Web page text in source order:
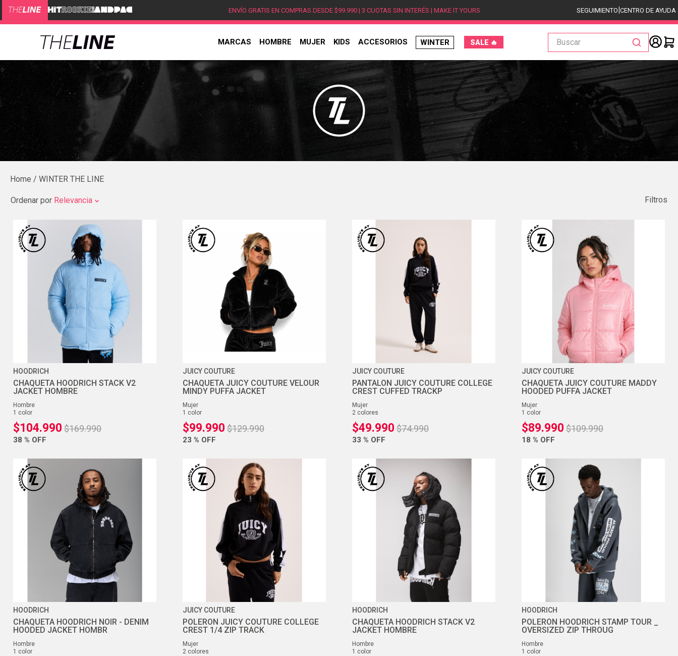
ENVÍO GRATIS EN COMPRAS DESDE $99.990 | 3 CUOTAS SIN INTERÉS | MAKE IT YOURS SEGUIMIENTO|CENTRO DE AYUDA
MARCAS HOMBRE MUJER KIDS ACCESORIOS WINTER SALE 🔥
Buscar
WINTER THE LINE
Ordenar por Relevancia
HOODRICH
CHAQUETA HOODRICH STACK V2
JACKET HOMBRE
hombre
1 color
$104.990 $169.990
38 % OFF
JUICY COUTURE
CHAQUETA JUICY COUTURE VELOUR
MINDY PUFFA JACKET
mujer
1 color
$99.990 $129.990
23 % OFF
JUICY COUTURE
PANTALON JUICY COUTURE COLLEGE
CREST CUFFED TRACKP
mujer
2 colores
$49.990 $74.990
33 % OFF
JUICY COUTURE
CHAQUETA JUICY COUTURE MADDY
HOODED PUFFA JACKET
mujer
1 color
$89.990 $109.990
18 % OFF
HOODRICH
CHAQUETA HOODRICH NOIR - DENIM
HOODED JACKET HOMBR
hombre
1 color
JUICY COUTURE
POLERON JUICY COUTURE COLLEGE
CREST 1/4 ZIP TRACK
mujer
2 colores
HOODRICH
CHAQUETA HOODRICH STACK V2
JACKET HOMBRE
hombre
1 color
HOODRICH
POLERON HOODRICH STAMP TOUR _
OVERSIZED ZIP THROUG
hombre
1 color
TÉRMINOS MÁS BUSCADOS
hombre
2.
jordan
mujer
4.
zapatillas
zapatillas hombre
zapatillas nike